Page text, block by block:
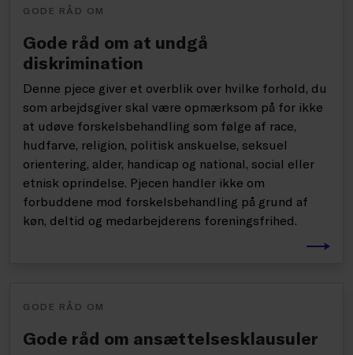
GODE RÅD OM
Gode råd om at undgå
diskrimination
Denne pjece giver et overblik over hvilke forhold, du
som arbejdsgiver skal være opmærksom på for ikke
at udøve forskelsbehandling som følge af race,
hudfarve, religion, politisk anskuelse, seksuel
orientering, alder, handicap og national, social eller
etnisk oprindelse. Pjecen handler ikke om
forbuddene mod forskelsbehandling på grund af
køn, deltid og medarbejderens foreningsfrihed.
GODE RÅD OM
Gode råd om ansættelsesklausuler